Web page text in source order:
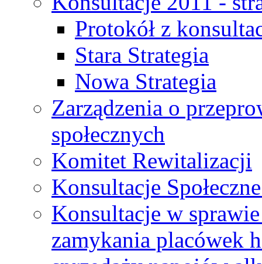
Protokół z
Stara Strategia
Nowa Strategia
Zarządzenia o
społecznych
Komitet Rewitalizacji
Konsultacje
Konsultacje w
zamykania placówek